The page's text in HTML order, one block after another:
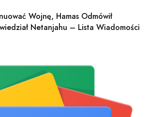
Wojnę, Hamas Odmówił
Netanjahu – Lista Wiadomości